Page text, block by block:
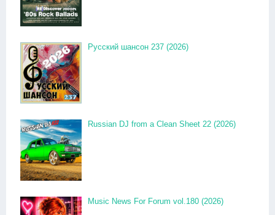
Русский шансон 237 (2026)
Russian DJ from a Clean Sheet 22 (2026)
Music News For Forum vol.180 (2026)